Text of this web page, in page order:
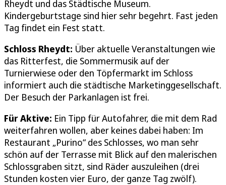
Rheydt und das Städtische Museum.
Kindergeburtstage sind hier sehr begehrt. Fast jeden
Tag findet ein Fest statt.
Schloss Rheydt: Über aktuelle Veranstaltungen wie
das Ritterfest, die Sommermusik auf der
Turnierwiese oder den Töpfermarkt im Schloss
informiert auch die städtische Marketinggesellschaft.
Der Besuch der Parkanlagen ist frei.
Für Aktive: Ein Tipp für Autofahrer, die mit dem Rad
weiterfahren wollen, aber keines dabei haben: Im
Restaurant „Purino“ des Schlosses, wo man sehr
schön auf der Terrasse mit Blick auf den malerischen
Schlossgraben sitzt, sind Räder auszuleihen (drei
Stunden kosten vier Euro, der ganze Tag zwölf).